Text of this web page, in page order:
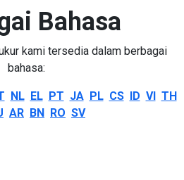
Bahasa
kami tersedia dalam berbagai
bahasa:
NL EL PT JA PL CS ID VI TH
AR BN RO SV